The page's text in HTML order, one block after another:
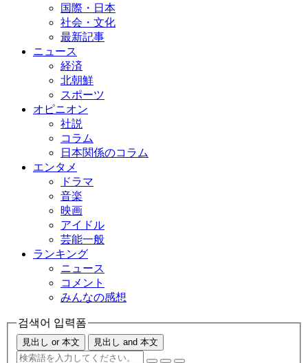
国際・日本
社会・文化
最新記事
ニュース
経済
北朝鮮
スポーツ
オピニオン
社説
コラム
日本関係のコラム
エンタメ
ドラマ
音楽
映画
アイドル
芸能一般
ランキング
ニュース
コメント
みんなの感想
검색어 입력폼
見出し or 本文 見出し and 本文